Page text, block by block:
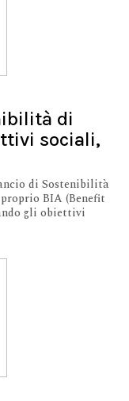
di
sociali,
di Sostenibilità
BIA (Benefit
gli obiettivi